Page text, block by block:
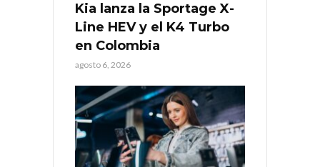
Kia lanza la Sportage X-
Line HEV y el K4 Turbo
en Colombia
agosto 6, 2026